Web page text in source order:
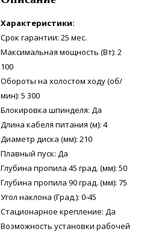
Характеристики:
Срок гарантии: 25 мес.
Максимальная мощность (Вт): 2
100
Обороты на холостом ходу (об/
мин): 5 300
Блокировка шпинделя: Да
Длина кабеля питания (м): 4
Диаметр диска (мм): 210
Плавный пуск: Да
Глубина пропила 45 град. (мм): 50
Глубина пропила 90 град. (мм): 75
Угол наклона (Град.): 0-45
Стационарное крепление: Да
Возможность установки рабочей